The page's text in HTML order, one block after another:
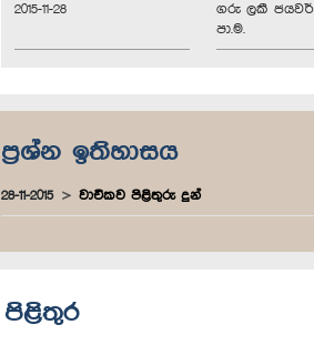
2015-11-28
ගරු ලකී
පා.ම.
ප්‍රශ්න ඉතිහාසය
28-11-2015 වාචිකව පිළිතුරු දුන්
පිළිතුර